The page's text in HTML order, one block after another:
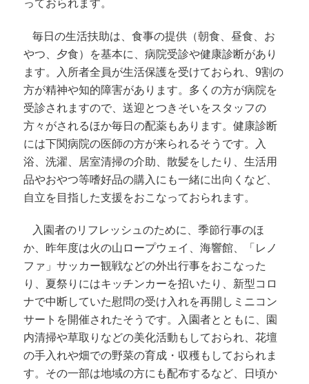
っておられます。
毎日の生活扶助は、食事の提供（朝食、昼食、お
やつ、夕食）を基本に、病院受診や健康診断があり
ます。入所者全員が生活保護を受けておられ、9割の
方が精神や知的障害があります。多くの方が病院を
受診されますので、送迎とつきそいをスタッフの
方々がされるほか毎日の配薬もあります。健康診断
には下関病院の医師の方が来られるそうです。入
浴、洗濯、居室清掃の介助、散髪をしたり、生活用
品やおやつ等嗜好品の購入にも一緒に出向くなど、
自立を目指した支援をおこなっておられます。
入園者のリフレッシュのために、季節行事のほ
か、昨年度は火の山ロープウェイ、海響館、「レノ
ファ」サッカー観戦などの外出行事をおこなった
り、夏祭りにはキッチンカーを招いたり、新型コロ
ナで中断していた慰問の受け入れを再開しミニコン
サートを開催されたそうです。入園者とともに、園
内清掃や草取りなどの美化活動もしておられ、花壇
の手入れや畑での野菜の育成・収穫もしておられま
す。その一部は地域の方にも配布するなど、日頃か